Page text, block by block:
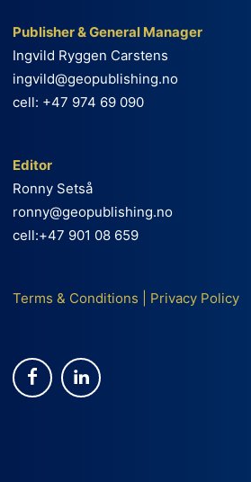
Publisher & General Manager
Ingvild Ryggen Carstens
ingvild@geopublishing.no
cell: +47 974 69 090
Editor
Ronny Setså
ronny@geopublishing.no
cell:+47 901 08 659
Terms & Conditions Privacy Policy